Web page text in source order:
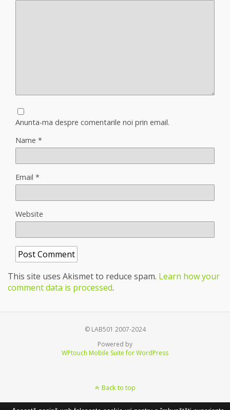
Anunta-ma despre comentarile noi prin email.
Name *
Email *
Website
This site uses Akismet to reduce spam. Learn how your
comment data is processed.
© LAB501 2007-2024
Powered by
WPtouch Mobile Suite for WordPress
Back to top